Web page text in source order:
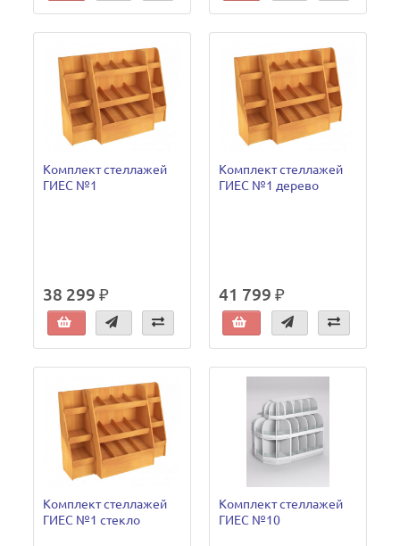
Комплект стеллажей
ГИЕС №1
38 299 ₽
Комплект стеллажей
ГИЕС №1 дерево
41 799 ₽
Комплект стеллажей
ГИЕС №1 стекло
Комплект стеллажей
ГИЕС №10